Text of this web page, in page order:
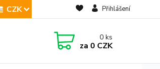
CZK Přihlášení
0 ks
za 0 CZK